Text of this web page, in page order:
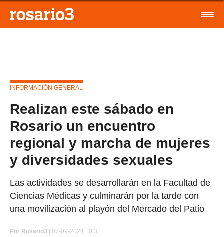
INFORMACIÓN GENERAL
Realizan este sábado en
Rosario un encuentro
regional y marcha de mujeres
y diversidades sexuales
Las actividades se desarrollarán en la Facultad de
Ciencias Médicas y culminarán por la tarde con
una movilización al playón del Mercado del Patio
Por Rosario3 | 07-09-2024 10:3